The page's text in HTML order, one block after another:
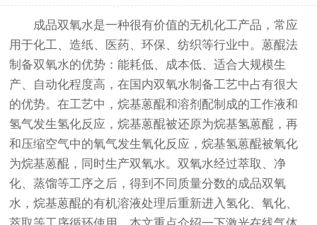
成品双氧水是一种很有价值的无机化工产品，常应
用于化工、造纸、医药、环保、纺织等行业中。蒽醌法
制备双氧水的优势：能耗低、成本低、适合大规模生
产、自动化程度高，在国内双氧水制备工艺中占有很大
的优势。在工艺中，烷基蒽醌和溶剂配制成的工作液和
氢气发生氢化反应，烷基蒽醌被还原为烷基氢蒽醌，再
和压缩空气中的氧气发生氧化反应，烷基氢蒽醌被氧化
为烷基蒽醌，同时生产双氧水。双氧水经过萃取、净
化、蒸馏等工序之后，得到不同质量分数的成品双氧
水，烷基蒽醌的有机溶液处理后重新进入氢化、氧化、